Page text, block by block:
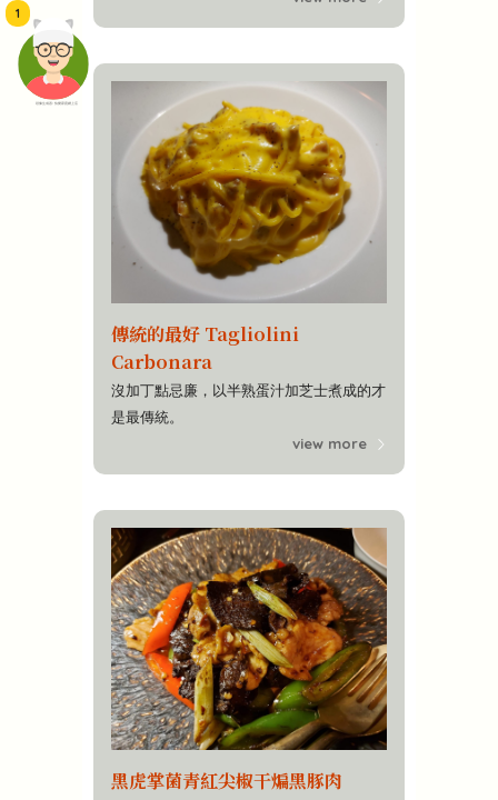
頭像生成器: 快樂家庭網上店
1
傳統的最好 Tagliolini
Carbonara
沒加丁點忌廉，以半熟蛋汁加芝士煮成的才
是最傳統。
view more
黑虎掌菌青紅尖椒干煸黑豚肉